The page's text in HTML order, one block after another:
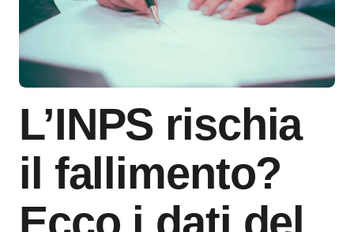
L’INPS rischia
il fallimento?